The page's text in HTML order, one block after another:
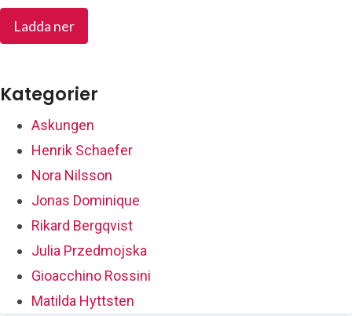
Ladda ner
Kategorier
Askungen
Henrik Schaefer
Nora Nilsson
Jonas Dominique
Rikard Bergqvist
Julia Przedmojska
Gioacchino Rossini
Matilda Hyttsten